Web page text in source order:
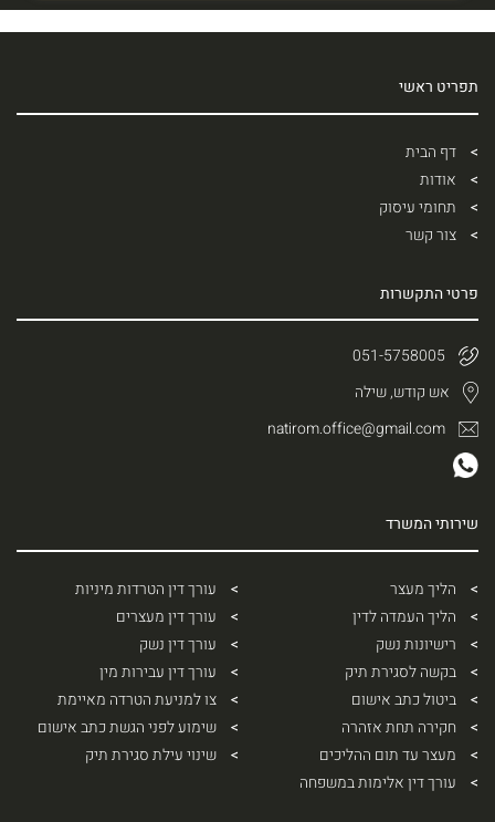
תפריט ראשי
דף הבית
אודות
תחומי עיסוק
צור קשר
שירותי המשרד
הליך מעצר
הליך העמדה לדין
רישיונות נשק
בקשה לסגירת תיק
ביטול כתב אישום
חקירה תחת אזהרה
מעצר עד תום ההליכים
עורך דין אלימות במשפחה
עורך דין הטרדות מיניות
עורך דין מעצרים
עורך דין נשק
עורך דין עבירות מין
צו למניעת הטרדה מאיימת
שימוע לפני הגשת כתב אישום
שינוי עילת סגירת תיק
פרטי התקשרות
051-5758005
אש קודש, שילה
natirom.office@gmail.com